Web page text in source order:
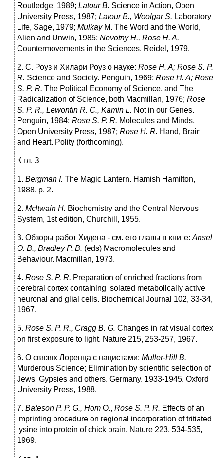
Routledge, 1989; Latour B. Science in Action, Open
University Press, 1987; LatourВ., Woolgar S. Laboratory
Life, Sage, 1979; MulkayM. The Word and the World,
Alien and Unwin, 1985; Novotny H., Rose H. A.
Countermovements in the Sciences. Reidel, 1979.
2. С. Роуз и Хилари Роуз о науке: Rose H. A; Rose S. P.
R. Science and Society. Penguin, 1969; Rose H. A; Rose
S. P. R. The Political Economy of Science, and The
Radicalization of Science, both Macmillan, 1976; Rose
S. P. R., Lewontin R. C., Kamin L. Not in our Genes.
Penguin, 1984; Rose S. P. R. Molecules and Minds,
Open University Press, 1987; Rose H. R. Hand, Brain
and Heart. Polity (forthcoming).
К гл. З
1. Bergman I. The Magic Lantern. Hamish Hamilton,
1988, p. 2.
2. Mcltwain H. Biochemistry and the Central Nervous
System, 1st edition, Churchill, 1955.
3. Обзоры работ Хидена - см. его главы в книге: Ansel
О. В., Bradley P. В. (eds) Macromolecules and
Behaviour. Macmillan, 1973.
4. Rose S. P. R. Preparation of enriched fractions from
cerebral cortex containing isolated metabolically active
neuronal and glial cells. Biochemical Journal 102, 33-34,
1967.
5. Rose S. P. R., Cragg В. G. Changes in rat visual cortex
on first exposure to light. Nature 215, 253-257, 1967.
6. О связях Лоренца с нацистами: Muller-Hill В.
Murderous Science; Elimination by scientific selection of
Jews, Gypsies and others, Germany, 1933-1945. Oxford
University Press, 1988.
7. Bateson P. P. G., Нот О., Rose S. P. R. Effects of an
imprinting procedure on regional incorporation of tritiated
lysine into protein of chick brain. Nature 223, 534-535,
1969.